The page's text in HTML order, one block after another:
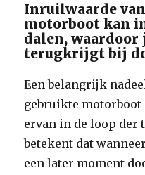
Inruilwaarde
motorboot kan
dalen,
terugkrijgt bij
Een belangrijk
gebruikte
ervan in de loop der
betekent dat
een later moment